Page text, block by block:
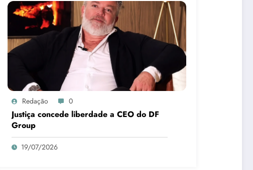
Redação 0
Justiça concede liberdade a CEO do DF
Group
19/07/2026